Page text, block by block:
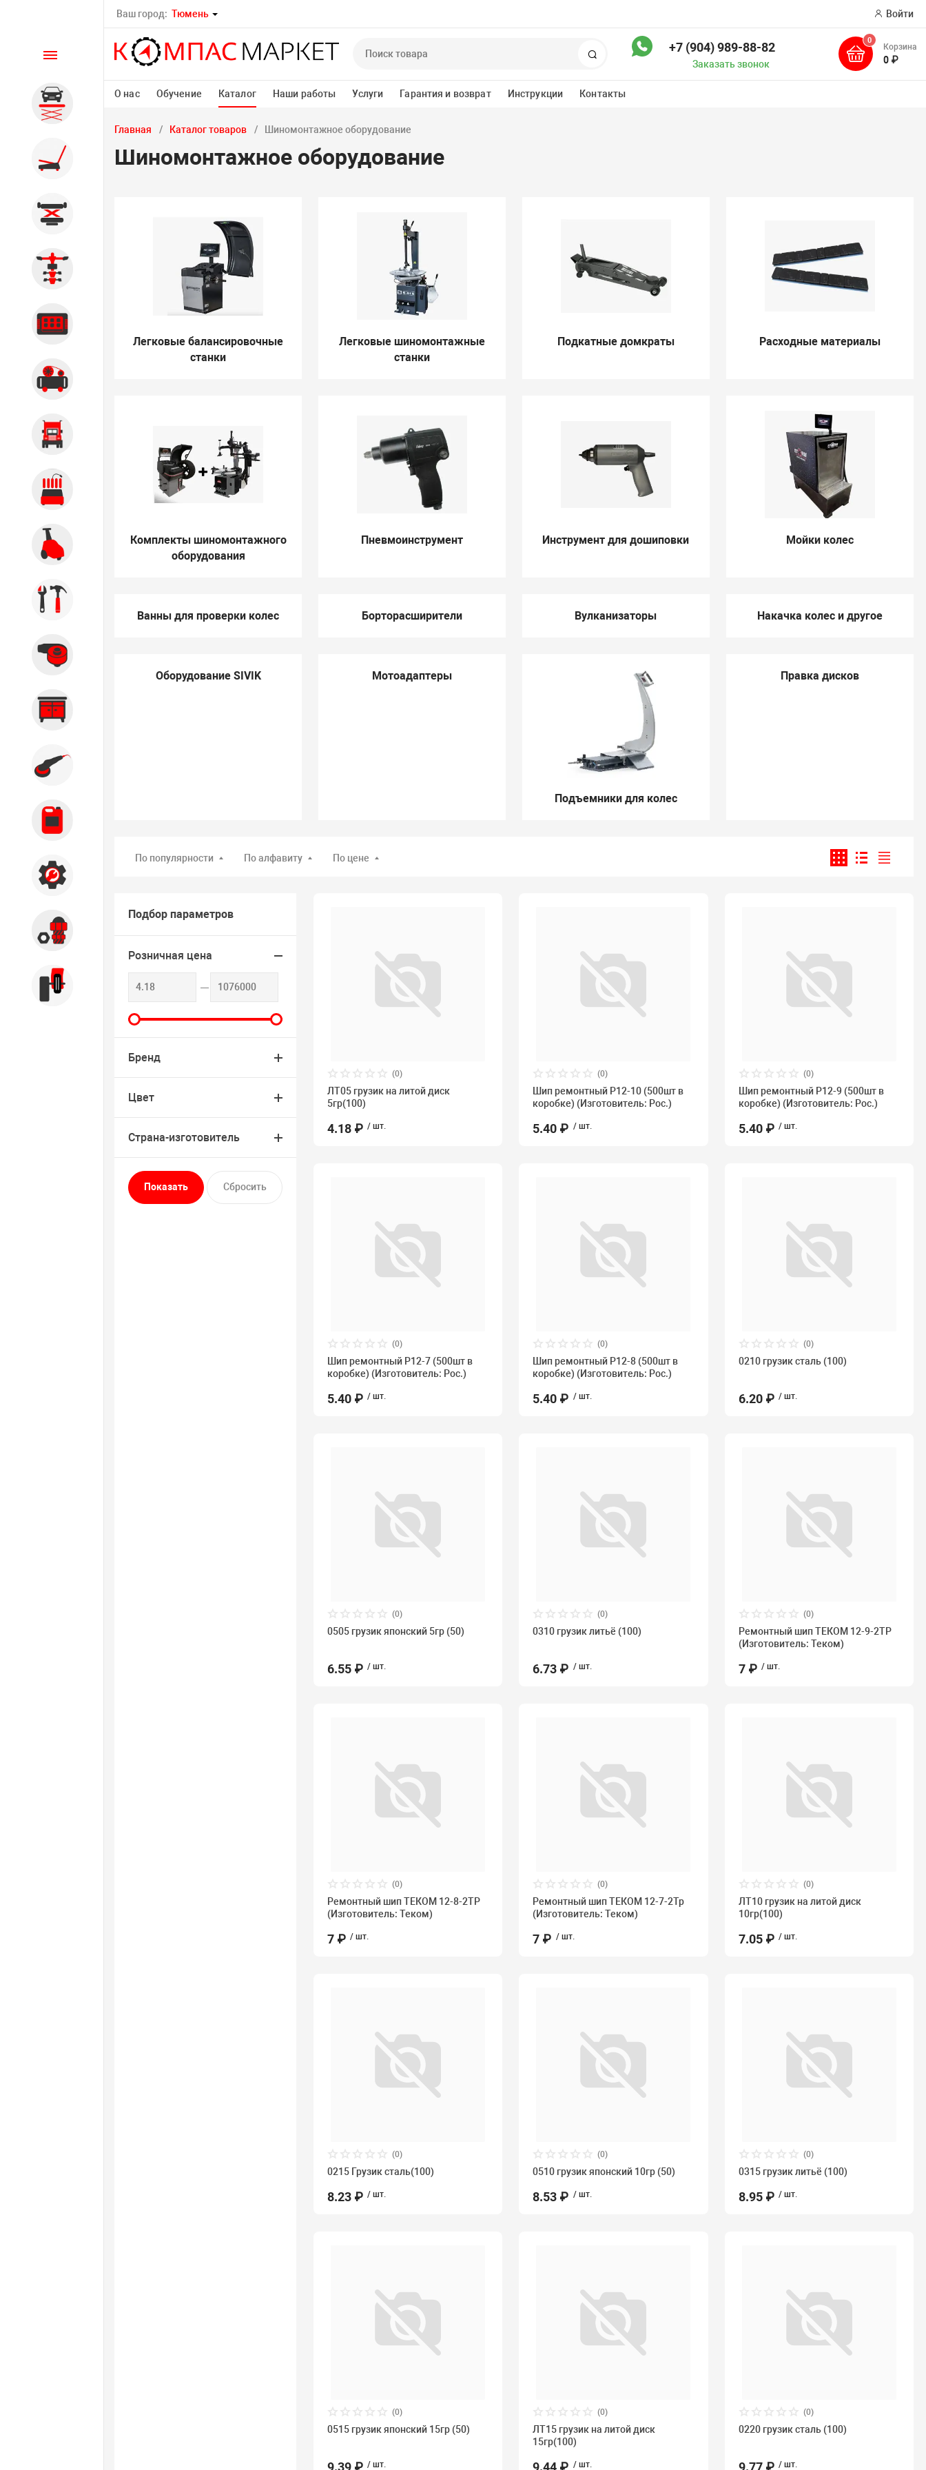
Ваш город: Тюмень Войти
Поиск +7 (904) 989-88-82
Заказать звонок
0
Корзина
0 ₽
О нас Обучение Каталог Наши работы Услуги Гарантия и возврат Инструкции Контакты
Каталог
Автомобильные подъемники
Шиномонтажное
оборудование
Стенды сход-развал
Обслуживание систем и
Автомоечное оборудование
Б/У оборудование
Главная Каталог товаров Шиномонтажное оборудование
Шиномонтажное оборудование
Легковые балансировочные
станки
Легковые шиномонтажные
станки
Подкатные домкраты Расходные материалы
Комплекты шиномонтажного
оборудования
Пневмоинструмент Инструмент для дошиповки Мойки колес
Ванны для проверки колес Борторасширители Вулканизаторы Накачка колес и другое
Оборудование SIVIK Мотоадаптеры
Подъемники для колес
Правка дисков
По популярности По алфавиту По цене
Подбор параметров
Розничная цена
Бренд
Цвет
Страна-изготовитель
(0)
ЛТ05 грузик на литой диск
5гр(100)
4.18 ₽ / шт.
(0)
Шип ремонтный P12-10 (500шт в
коробке) (Изготовитель: Рос.)
5.40 ₽ / шт.
(0)
Шип ремонтный P12-9 (500шт в
коробке) (Изготовитель: Рос.)
5.40 ₽ / шт.
(0)
Шип ремонтный P12-7 (500шт в
коробке) (Изготовитель: Рос.)
5.40 ₽ / шт.
(0)
Шип ремонтный P12-8 (500шт в
коробке) (Изготовитель: Рос.)
5.40 ₽ / шт.
(0)
0210 грузик сталь (100)
6.20 ₽ / шт.
(0)
0505 грузик японский 5гр (50)
6.55 ₽ / шт.
(0)
0310 грузик литьё (100)
6.73 ₽ / шт.
(0)
Ремонтный шип ТЕКОМ 12-9-2ТР
(Изготовитель: Теком)
7 ₽ / шт.
(0)
Ремонтный шип ТЕКОМ 12-8-2ТР
(Изготовитель: Теком)
7 ₽ / шт.
(0)
Ремонтный шип ТЕКОМ 12-7-2Тр
(Изготовитель: Теком)
7 ₽ / шт.
(0)
ЛТ10 грузик на литой диск
10гр(100)
7.05 ₽ / шт.
(0)
0215 Грузик сталь(100)
8.23 ₽ / шт.
(0)
0510 грузик японский 10гр (50)
8.53 ₽ / шт.
(0)
0315 грузик литьё (100)
8.95 ₽ / шт.
(0)
0515 грузик японский 15гр (50)
9.39 ₽ / шт.
(0)
ЛТ15 грузик на литой диск
15гр(100)
9.44 ₽ / шт.
(0)
0220 грузик сталь (100)
9.77 ₽ / шт.